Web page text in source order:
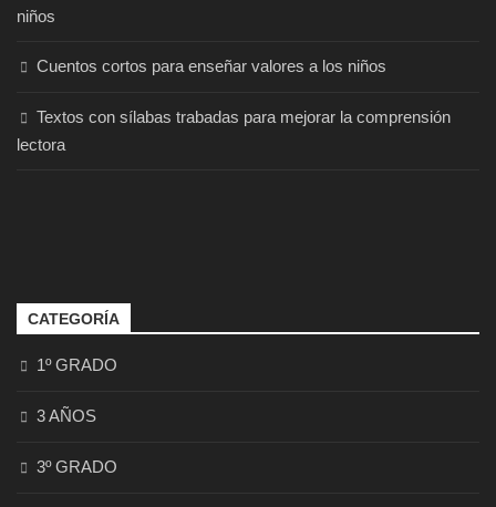
niños
Cuentos cortos para enseñar valores a los niños
Textos con sílabas trabadas para mejorar la comprensión
lectora
CATEGORÍA
1º GRADO
3 AÑOS
3º GRADO